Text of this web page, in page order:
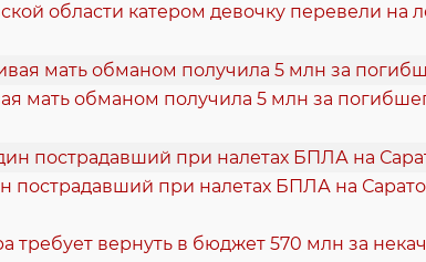
области катером девочку перевели на
мать обманом получила 5 млн за
пострадавший при налетах БПЛА на
требует вернуть в бюджет 570 млн за